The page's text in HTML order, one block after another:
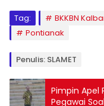
Tag: BKKBN
Pontianak
Penulis: SLAMET
Pimpin Apel
Pegawai